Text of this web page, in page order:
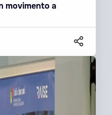
movimento a